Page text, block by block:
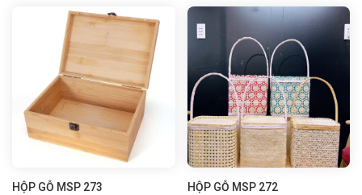
HỘP GỖ MSP 273 HỘP GỖ MSP 272